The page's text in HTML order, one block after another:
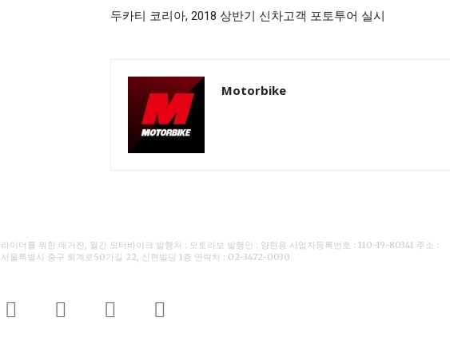
두카티 코리아, 2018 상반기 신차고객 포토투어 실시
Motorbike
라이더를 위한 매거진, 월간 모터바이크 발행처 : 모토라보 발행인 : 양현용 사업자등록번호 : 110-19-80341 주소 :
서울특별시 중구 퇴계로50가길 22, 신현빌딩 1층 연락처 : 02-3472-0030